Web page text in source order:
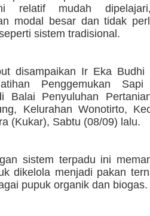
relatif mudah
modal besar dan tidak
sistem tradisional.
disampaikan Ir Eka Budhi
Penggemukan Sapi
Balai Penyuluhan
Kelurahan Wonotirto,
(Kukar), Sabtu (08/09) lalu.
sistem terpadu ini
dikelola menjadi pakan
pupuk organik dan biogas.